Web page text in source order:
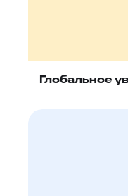
Глобальное